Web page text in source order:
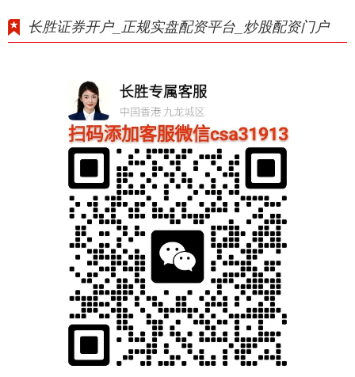
长胜证券开户_正规实盘配资平台_炒股配资门户